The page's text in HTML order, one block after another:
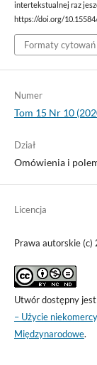
intertekstualnej raz
https://doi.org/
Formaty cytowań
Numer
Tom 15 Nr 10
Dział
Omówienia i
Licencja
Prawa autorskie
Utwór dostępny
– Użycie
Międzynarodowe.